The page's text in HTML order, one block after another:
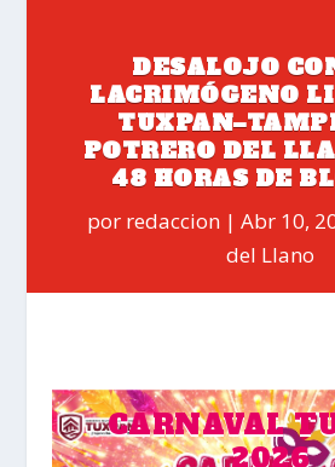
DESALOJO
LACRIMÓGENO
POTRERO DEL
48 HORAS DE
por redaccion Abr 10,
del Llano
CARNAVAL
2026